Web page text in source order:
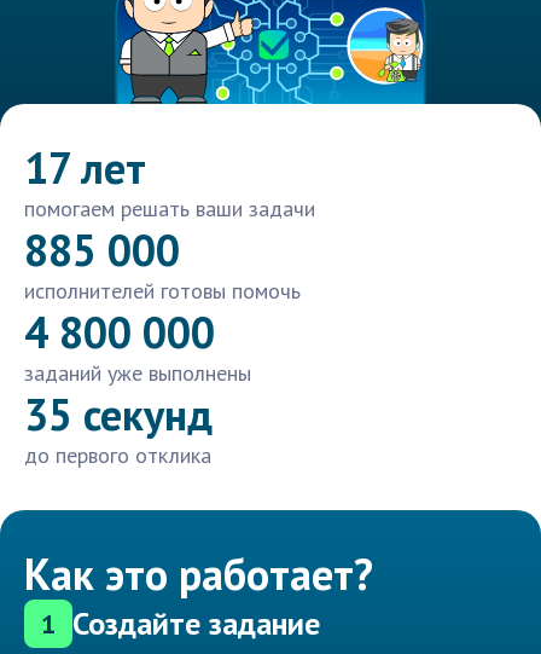
17 лет
помогаем решать ваши задачи
885 000
исполнителей готовы помочь
4 800 000
заданий уже выполнены
35 секунд
до первого отклика
Как это работает?
1 Создайте задание